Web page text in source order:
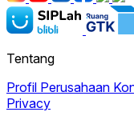
Tentang
Profil Perusahaan
Privacy